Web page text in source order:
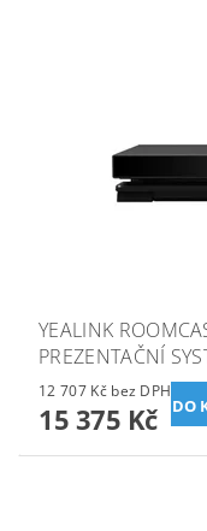
YEALINK
PREZENTAČNÍ
12 707 Kč bez DPH
15 375 Kč